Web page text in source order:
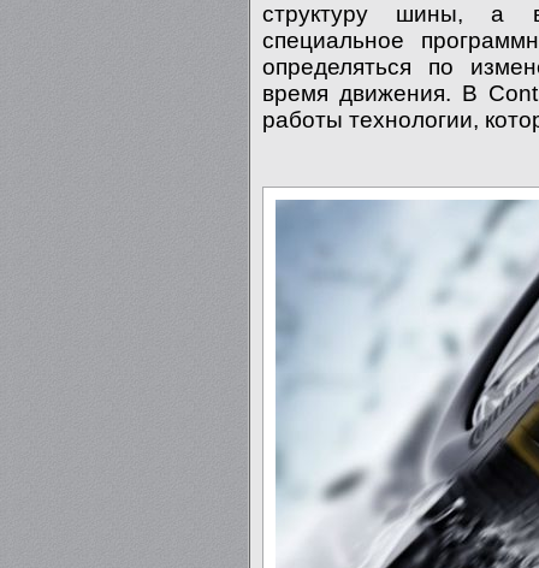
структуру шины, а
специальное
определяться по
время движения. В
работы технологии,